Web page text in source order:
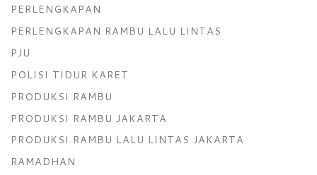
PERLENGKAPAN
PERLENGKAPAN RAMBU LALU LINTAS
PJU
POLISI TIDUR KARET
PRODUKSI RAMBU
PRODUKSI RAMBU JAKARTA
PRODUKSI RAMBU LALU LINTAS JAKARTA
RAMADHAN